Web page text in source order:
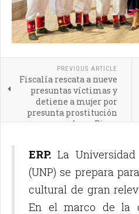
PREVIOUS ARTICLE
Fiscalía rescata a nueve
presuntas víctimas y
detiene a mujer por
presunta prostitución
agravada en Piura
ERP.La
(UNP) se prepara
cultural de gran
En el marco de la